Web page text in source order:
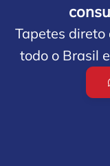
Tapetes
todo o Brasil